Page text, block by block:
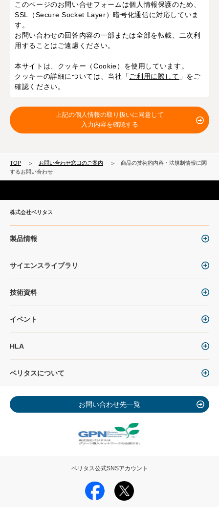
このページのお問い合せフォームは個人情報保護のため、
SSL（Secure Socket Layer）暗号化通信に対応していま
す。
お問い合わせの回答内容の一部または全部を転載、二次利
用することはご遠慮ください。
本サイトは、クッキー（Cookie）を使用しています。
クッキーの詳細については、当社「 ご利用に際して 」をご
確認ください。
上記の個人情報の取り扱いに同意して
入力内容を確認する
TOP お問い合わせ窓口のご案内
商品の技術的内容・法規制情報に関
するお問い合わせ
株式会社ベリタス
製品情報
サイエンスライブラリ
技術資料
イベント
HLA
ベリタスについて
お問い合わせ先一覧
ベリタス公式SNSアカウント